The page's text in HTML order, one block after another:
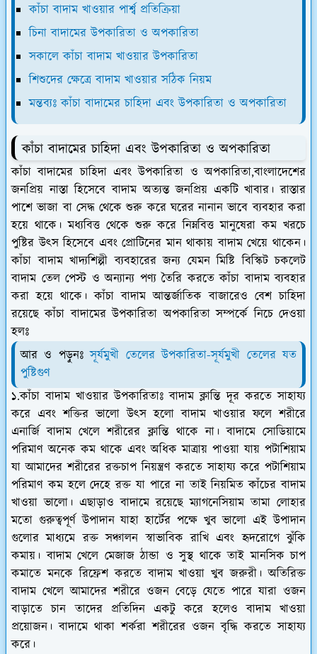
কাঁচা বাদাম খাওয়ার পার্শ্ব প্রতিক্রিয়া
চিনা বাদামের উপকারিতা ও অপকারিতা
সকালে কাঁচা বাদাম খাওয়ার উপকারিতা
শিশুদের ক্ষেত্রে বাদাম খাওয়ার সঠিক নিয়ম
মন্তব্যঃ কাঁচা বাদামের চাহিদা এবং উপকারিতা ও অপকারিতা
কাঁচা বাদামের চাহিদা এবং উপকারিতা ও অপকারিতা
কাঁচা বাদামের চাহিদা এবং উপকারিতা ও অপকারিতা,বাংলাদেশের
জনপ্রিয় নাস্তা হিসেবে বাদাম অত্যন্ত জনপ্রিয় একটি খাবার। রাস্তার
পাশে ভাজা বা সেদ্ধ থেকে শুরু করে ঘরের নানান ভাবে ব্যবহার করা
হয়ে থাকে। মধ্যবিত্ত থেকে শুরু করে নিম্নবিত্ত মানুষেরা কম খরচে
পুষ্টির উৎস হিসেবে এবং প্রোটিনের মান থাকায় বাদাম খেয়ে থাকেন।
কাঁচা বাদাম খাদ্যশিল্পী ব্যবহারের জন্য যেমন মিষ্টি বিস্কিট চকলেট
বাদাম তেল পেস্ট ও অন্যান্য পণ্য তৈরি করতে কাঁচা বাদাম ব্যবহার
করা হয়ে থাকে। কাঁচা বাদাম আন্তর্জাতিক বাজারেও বেশ চাহিদা
রয়েছে কাঁচা বাদামের উপকারিতা অপকারিতা সম্পর্কে নিচে দেওয়া
হলঃ
আর ও পড়ুনঃসূর্যমুখী তেলের উপকারিতা-সূর্যমুখী তেলের যত
পুষ্টিগুণ
১.কাঁচা বাদাম খাওয়ার উপকারিতাঃ বাদাম ক্লান্তি দূর করতে সাহায্য
করে এবং শক্তির ভালো উৎস হলো বাদাম খাওয়ার ফলে শরীরে
এনার্জি বাদাম খেলে শরীরের ক্লান্তি থাকে না। বাদামে সোডিয়ামে
পরিমাণ অনেক কম থাকে এবং অধিক মাত্রায় পাওয়া যায় পটাশিয়াম
যা আমাদের শরীরের রক্তচাপ নিয়ন্ত্রণ করতে সাহায্য করে পটাশিয়াম
পরিমাণ কম হলে দেহে রক্ত যা পারে না তাই নিয়মিত কাঁচের বাদাম
খাওয়া ভালো। এছাড়াও বাদামে রয়েছে ম্যাগনেসিয়াম তামা লোহার
মতো গুরুত্বপূর্ণ উপাদান যাহা হার্টের পক্ষে খুব ভালো এই উপাদান
গুলোর মাধ্যমে রক্ত সঞ্চালন স্বাভাবিক রাখি এবং হৃদরোগে ঝুঁকি
কমায়। বাদাম খেলে মেজাজ ঠান্ডা ও সুস্থ থাকে তাই মানসিক চাপ
কমাতে মনকে রিফ্রেশ করতে বাদাম খাওয়া খুব জরুরী। অতিরিক্ত
বাদাম খেলে আমাদের শরীরে ওজন বেড়ে যেতে পারে যারা ওজন
বাড়াতে চান তাদের প্রতিদিন একটু করে হলেও বাদাম খাওয়া
প্রয়োজন। বাদামে থাকা শর্করা শরীরের ওজন বৃদ্ধি করতে সাহায্য
করে।